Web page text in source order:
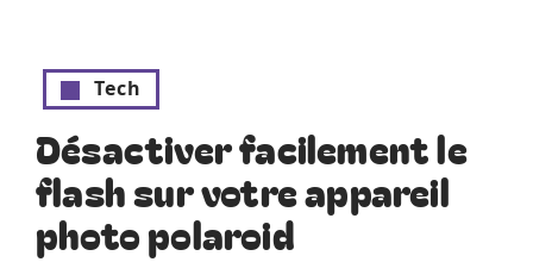
Tech
Désactiver facilement le
flash sur votre appareil
photo polaroid